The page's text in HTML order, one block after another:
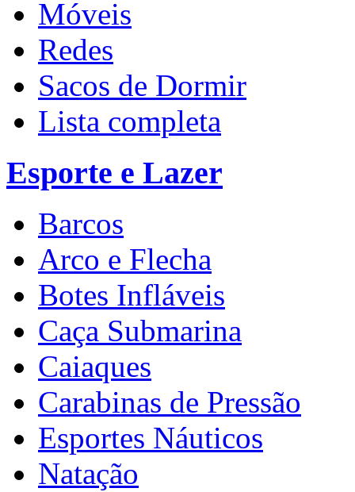
Móveis
Redes
Sacos de Dormir
Lista completa
Esporte e Lazer
Barcos
Arco e Flecha
Botes Infláveis
Caça Submarina
Caiaques
Carabinas de Pressão
Esportes Náuticos
Natação